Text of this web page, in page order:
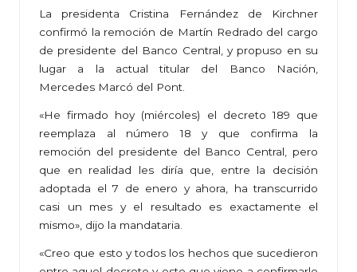
La presidenta Cristina Fernández de Kirchner
confirmó la remoción de Martín Redrado del cargo
de presidente del Banco Central, y propuso en su
lugar a la actual titular del Banco Nación,
Mercedes Marcó del Pont.
«He firmado hoy (miércoles) el decreto 189 que
reemplaza al número 18 y que confirma la
remoción del presidente del Banco Central, pero
que en realidad les diría que, entre la decisión
adoptada el 7 de enero y ahora, ha transcurrido
casi un mes y el resultado es exactamente el
mismo», dijo la mandataria.
«Creo que esto y todos los hechos que sucedieron